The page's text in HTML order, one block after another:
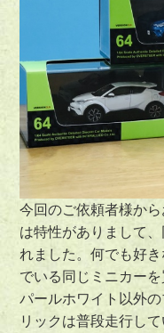
今回のご依頼者様か
は特性がありまして
れました。何でも好
でいる同じミニカー
パールホワイト以外
リックは普段走行し